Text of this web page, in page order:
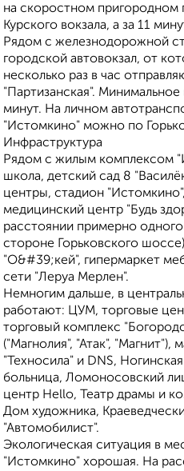
на скоростном пригородном
Курского вокзала, а за 11
Рядом с железнодорожной
городской автовокзал, от
несколько раз в час
"Партизанская". Минимальное
минут. На личном
"Истомкино" можно по
Инфраструктура
Рядом с жилым комплексом
школа, детский сад 8
центры, стадион
медицинский центр "Будь
расстоянии примерно
стороне Горьковского
"О&#39;кей", гипермаркет
сети "Леруа Мерлен".
Немногим дальше, в
работают: ЦУМ, торговые
торговый комплекс
("Магнолия", "Атак", "Магнит"),
"Техносила" и DNS,
больница, Ломоносовский
центр Hello, Театр драмы и
Дом художника,
"Автомобилист".
Экологическая ситуация в
"Истомкино" хорошая. На